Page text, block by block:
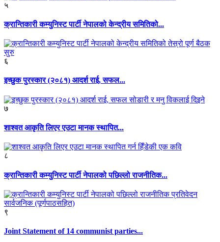
५
क्रान्तिकारी कम्युनिस्ट पार्टी नेपालको केन्द्रीय समितिको...
६
इच्छुक पुरस्कार (२०८१) आदर्श राई, सफल...
७
शाश्वत आकृति लिएर एउटा मानक स्थापित...
८
क्रान्तिकारी कम्युनिस्ट पार्टी नेपालको पछिल्लो राजनीतिक...
९
Joint Statement of 14 communist parties...